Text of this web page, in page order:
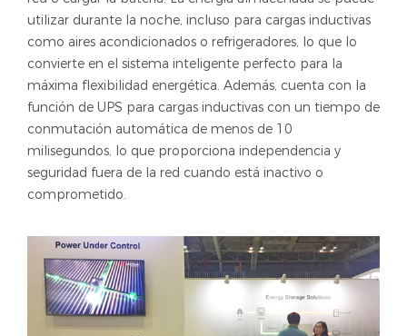
utilizar durante la noche, incluso para cargas inductivas
como aires acondicionados o refrigeradores, lo que lo
convierte en el sistema inteligente perfecto para la
máxima flexibilidad energética. Además, cuenta con la
función de UPS para cargas inductivas con un tiempo de
conmutación automática de menos de 10
milisegundos, lo que proporciona independencia y
seguridad fuera de la red cuando está inactivo o
comprometido.